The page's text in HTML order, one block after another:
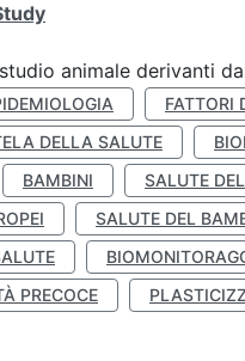
animale derivanti
FATTORI
DELLA SALUTE
BAMBINI SALUTE
SALUTE DEL
PRECOCE